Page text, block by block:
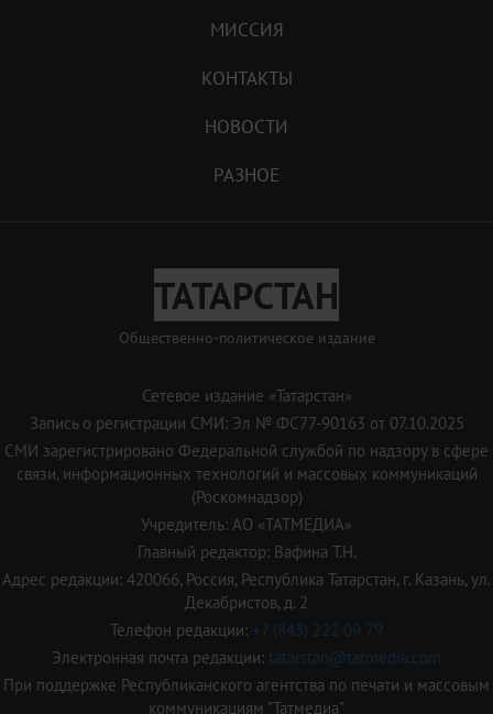
МИССИЯ
КОНТАКТЫ
НОВОСТИ
РАЗНОЕ
ТАТАРСТАН
Общественно-политическое издание
Сетевое издание «Татарстан»
Запись о регистрации СМИ: Эл № ФС77-90163 от 07.10.2025
СМИ зарегистрировано Федеральной службой по надзору в сфере
связи, информационных технологий и массовых коммуникаций
(Роскомнадзор)
Учредитель: АО «ТАТМЕДИА»
Главный редактор: Вафина Т.Н.
Адрес редакции: 420066, Россия, Республика Татарстан, г. Казань, ул.
Декабристов, д. 2
Телефон редакции: +7 (843) 222 09 79
Электронная почта редакции: tatarstan@tatmedia.com
При поддержке Республиканского агентства по печати и массовым
коммуникациям "Татмедиа"